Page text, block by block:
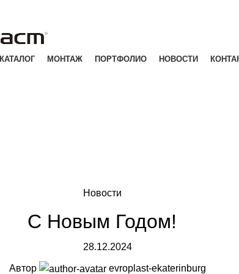
КАТАЛОГ МОНТАЖ ПОРТФОЛИО НОВОСТИ
Новости
С Новым Годом!
28.12.2024
Автор evroplast-ekaterinburg